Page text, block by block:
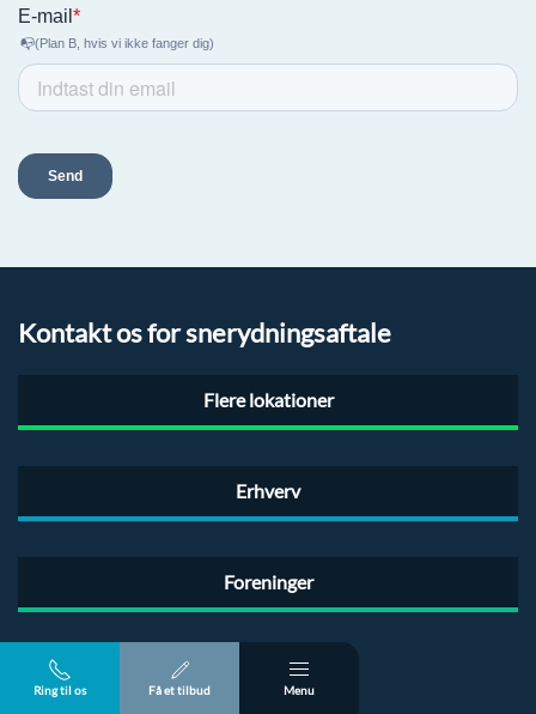
Kontakt os for snerydningsaftale
Flere lokationer
Erhverv
Foreninger
Ring til os Få et tilbud Menu